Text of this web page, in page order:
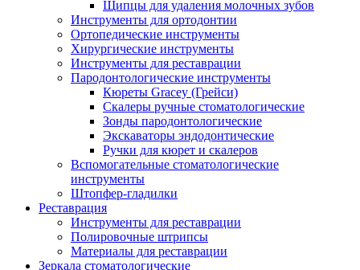
Щипцы для удаления молочных зубов
Инструменты для ортодонтии
Ортопедические инструменты
Хирургические инструменты
Инструменты для реставрации
Пародонтологические инструменты
Кюреты Gracey (Грейси)
Скалеры ручные стоматологические
Зонды пародонтологические
Экскаваторы эндодонтические
Ручки для кюрет и скалеров
Вспомогательные стоматологические
инструменты
Штопфер-гладилки
Реставрация
Инструменты для реставрации
Полировочные штрипсы
Материалы для реставрации
Зеркала стоматологические